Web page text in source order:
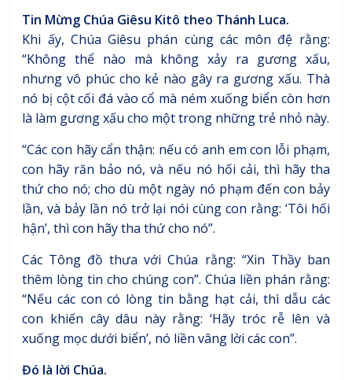
Tin Mừng Chúa Giêsu Kitô theo Thánh Luca.
Khi ấy, Chúa Giêsu phán cùng các môn đệ rằng:
“Không thể nào mà không xảy ra gương xấu,
nhưng vô phúc cho kẻ nào gây ra gương xấu. Thà
nó bị cột cối đá vào cổ mà ném xuống biển còn hơn
là làm gương xấu cho một trong những trẻ nhỏ này.
“Các con hãy cẩn thận: nếu có anh em con lỗi phạm,
con hãy răn bảo nó, và nếu nó hối cải, thì hãy tha
thứ cho nó; cho dù một ngày nó phạm đến con bảy
lần, và bảy lần nó trở lại nói cùng con rằng: ‘Tôi hối
hận’, thì con hãy tha thứ cho nó”.
Các Tông đồ thưa với Chúa rằng: “Xin Thầy ban
thêm lòng tin cho chúng con”. Chúa liền phán rằng:
“Nếu các con có lòng tin bằng hạt cải, thì dẫu các
con khiến cây dâu này rằng: ‘Hãy tróc rễ lên và
xuống mọc dưới biển’, nó liền vâng lời các con”.
Đó là lời Chúa.